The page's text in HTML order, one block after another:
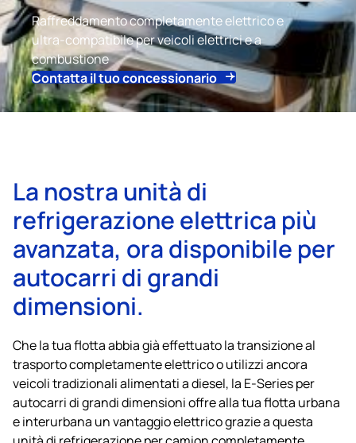
Raffreddamento completamente elettrico e
ultra‑compatibile per veicoli elettrici e a
combustione
Contatta il tuo concessionario
La nostra unità di
refrigerazione elettrica più
avanzata, ora disponibile per
autocarri di grandi
dimensioni.
Che la tua flotta abbia già effettuato la transizione al
trasporto completamente elettrico o utilizzi ancora
veicoli tradizionali alimentati a diesel, la E‑Series per
autocarri di grandi dimensioni offre alla tua flotta urbana
e interurbana un vantaggio elettrico grazie a questa